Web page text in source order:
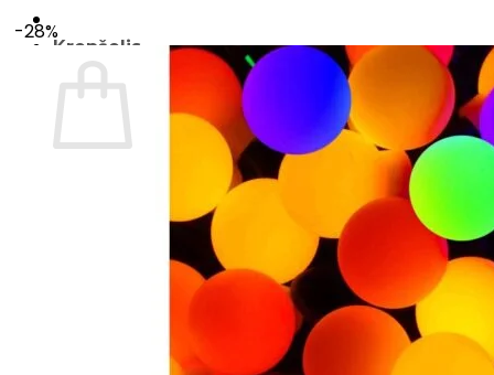
Krepšelis
Krepšelyje nėra produktų.
Grįžti į parduotuvę
-28%